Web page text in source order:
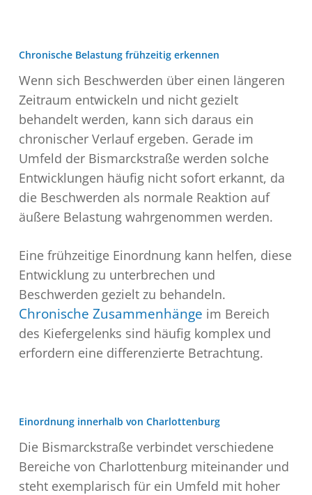
Chronische Belastung frühzeitig erkennen
Wenn sich Beschwerden über einen längeren
Zeitraum entwickeln und nicht gezielt
behandelt werden, kann sich daraus ein
chronischer Verlauf ergeben. Gerade im
Umfeld der Bismarckstraße werden solche
Entwicklungen häufig nicht sofort erkannt, da
die Beschwerden als normale Reaktion auf
äußere Belastung wahrgenommen werden.
Eine frühzeitige Einordnung kann helfen, diese
Entwicklung zu unterbrechen und
Beschwerden gezielt zu behandeln.
Chronische Zusammenhänge im Bereich
des Kiefergelenks sind häufig komplex und
erfordern eine differenzierte Betrachtung.
Einordnung innerhalb von Charlottenburg
Die Bismarckstraße verbindet verschiedene
Bereiche von Charlottenburg miteinander und
steht exemplarisch für ein Umfeld mit hoher